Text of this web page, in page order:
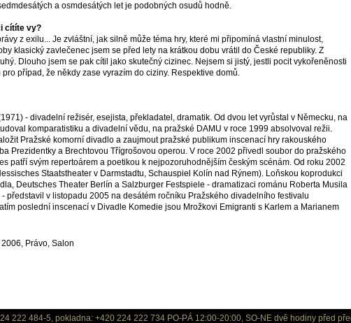
a osmdesátých let je podobných osudů hodně.
cítíte vy?
z exilu... Je zvláštní, jak silně může téma hry, které mi připomíná vlastní minulost,
klasický zavlečenec jsem se před lety na krátkou dobu vrátil do České republiky. Z
Dlouho jsem se pak cítil jako skutečný cizinec. Nejsem si jistý, jestli pocit vykořeněnosti
případ, že někdy zase vyrazím do ciziny. Respektive domů.
- divadelní režisér, esejista, překladatel, dramatik. Od dvou let vyrůstal v Německu, na
komparatistiku a divadelní vědu, na pražské DAMU v roce 1999 absolvoval režii.
Pražské komorní divadlo a zaujmout pražské publikum inscenací hry rakouského
Prezidentky a Brechtovou Třígrošovou operou. V roce 2002 přivedl soubor do pražského
patří svým repertoárem a poetikou k nejpozoruhodnějším českým scénám. Od roku 2002
Staatstheater v Darmstadtu, Schauspiel Kolín nad Rýnem). Loňskou koprodukci
Deutsches Theater Berlín a Salzburger Festspiele - dramatizaci románu Roberta Musila
představil v listopadu 2005 na desátém ročníku Pražského divadelního festivalu
poslední inscenací v Divadle Komedie jsou Mrožkovi Emigranti s Karlem a Marianem
Právo, Salon
222 484-5, pokladna: +420 224 222 734 PO-PÁ 12:00-20:00, SO-NE dvě hodiny před